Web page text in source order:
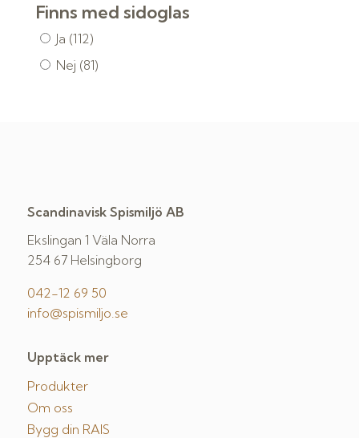
Finns med sidoglas
Ja (112)
Nej (81)
Scandinavisk Spismiljö AB
Ekslingan 1 Väla Norra
254 67 Helsingborg
042-12 69 50
info@spismiljo.se
Upptäck mer
Produkter
Om oss
Bygg din RAIS